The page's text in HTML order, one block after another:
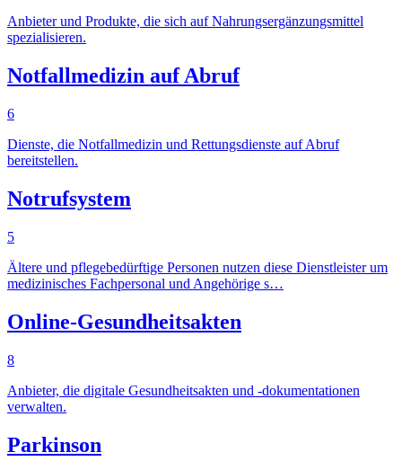
Anbieter und Produkte, die sich auf Nahrungsergänzungsmittel
spezialisieren.
Notfallmedizin auf Abruf
6
Dienste, die Notfallmedizin und Rettungsdienste auf Abruf
bereitstellen.
Notrufsystem
5
Ältere und pflegebedürftige Personen nutzen diese Dienstleister um
medizinisches Fachpersonal und Angehörige s…
Online-Gesundheitsakten
8
Anbieter, die digitale Gesundheitsakten und -dokumentationen
verwalten.
Parkinson